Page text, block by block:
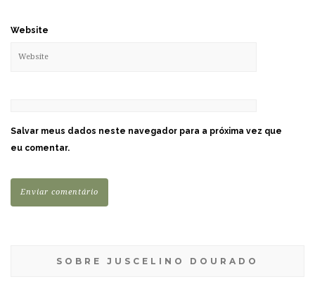
Website
Salvar meus dados neste navegador para a próxima vez que
eu comentar.
SOBRE JUSCELINO DOURADO